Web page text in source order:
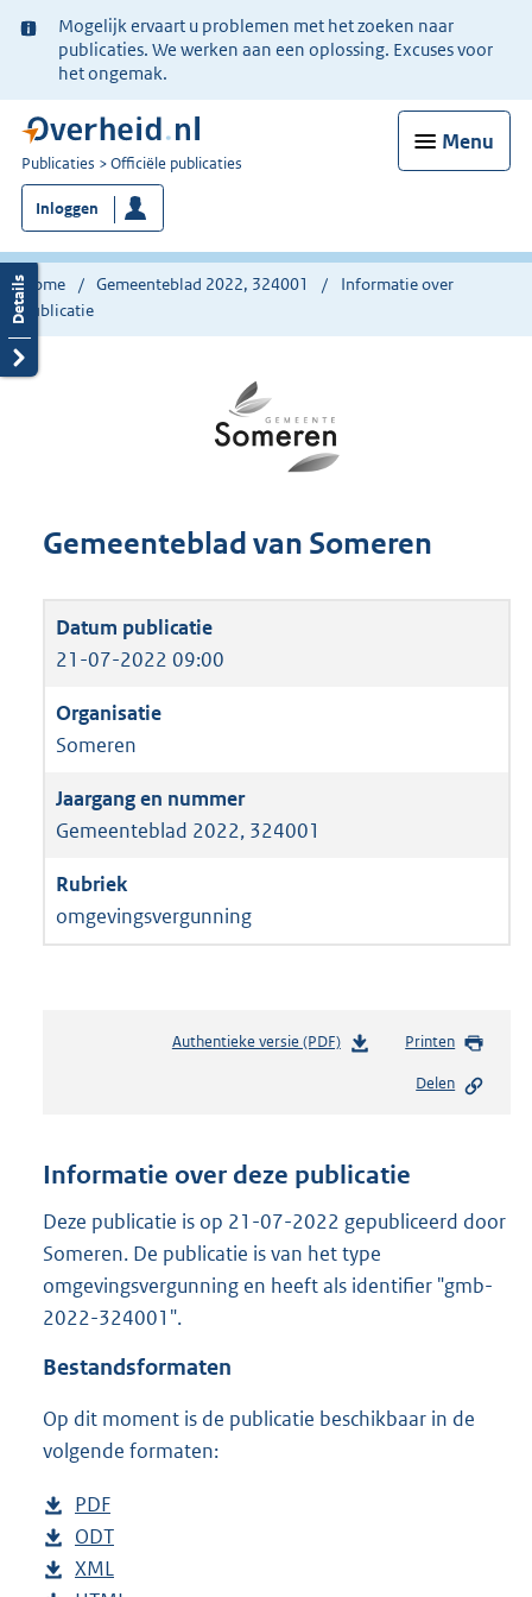
Ter
informatie:
Mogelijk ervaart u problemen met het zoeken naar
publicaties. We werken aan een oplossing. Excuses voor
het ongemak.
Menu
U
bent
nu
hier:
Publicaties Officiële publicaties
Inloggen
Home Gemeenteblad 2022, 324001
Informatie over
publicatie
Gemeenteblad van Someren
21-07-2022 09:00
Someren
Gemeenteblad 2022, 324001
omgevingsvergunning
Authentieke versie (PDF)b
n
s
r
o
:
Printen
Delen
Informatie over deze publicatie
Deze publicatie is op 21-07-2022 gepubliceerd door
Someren. De publicatie is van het type
omgevingsvergunning en heeft als identifier "gmb-
2022-324001".
Bestandsformaten
Op dit moment is de publicatie beschikbaar in de
volgende formaten:
D
o
w
PDF
e
s
D
o
ODT
D
XML